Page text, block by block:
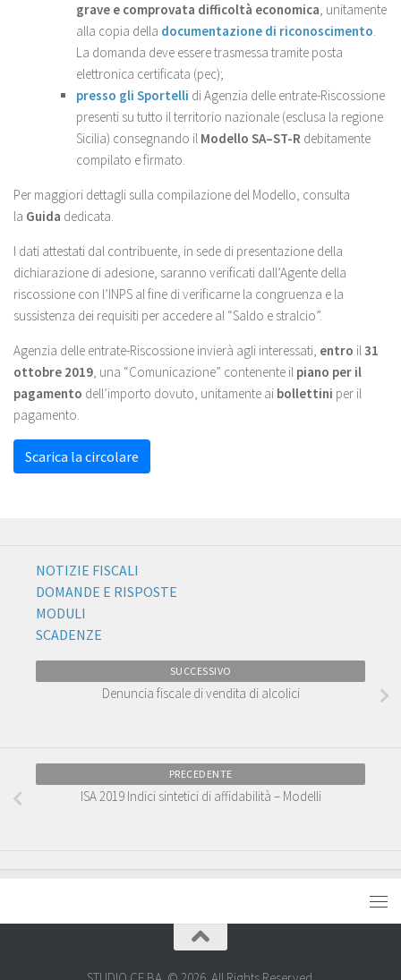
grave e comprovata difficoltà economica, unitamente
alla copia della documentazione di riconoscimento.
La domanda deve essere trasmessa tramite posta
elettronica certificata (pec);
presso gli Sportelli di Agenzia delle entrate-Riscossione
presenti su tutto il territorio nazionale (esclusa la regione
Sicilia) consegnando il Modello SA–ST-R debitamente
compilato e firmato.
Per maggiori dettagli sulla compilazione del Modello, consulta
la Guida dedicata.
I dati attestati dal contribuente, in sede di presentazione della
dichiarazione di adesione, saranno verificati dall’Agente della
riscossione con l’INPS al fine di verificarne la congruenza e la
sussistenza dei requisiti per accedere al “Saldo e stralcio”.
Agenzia delle entrate-Riscossione invierà agli interessati, entro il31
ottobre 2019, una “Comunicazione” contenente il piano per il
pagamento dell’importo dovuto, unitamente ai bollettini per il
pagamento.
Scarica la circolare
NOTIZIE FISCALI
DOMANDE E RISPOSTE
MODULI
SCADENZE
SUCCESSIVO
Denuncia fiscale di vendita di alcolici
PRECEDENTE
ISA 2019 Indici sintetici di affidabilità – Modelli